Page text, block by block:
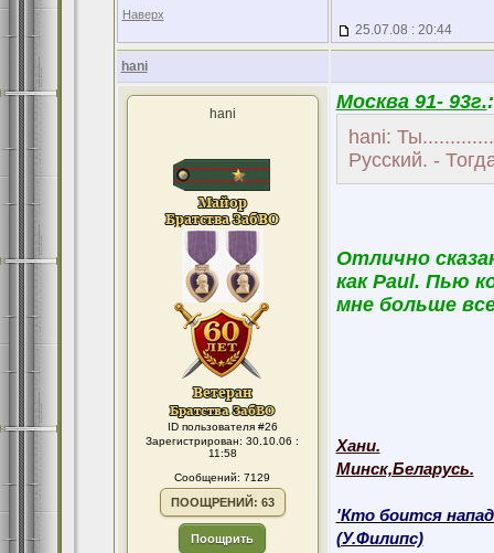
Наверх
25.07.08 : 20:44
hani
hani
ID пользователя #26
Зарегистрирован: 30.10.06 :
11:58
Сообщений: 7129
ПООЩРЕНИЙ: 63
Поощрить
Москва 91- 93г.:
hani:
Русский. -
Отлично
как Paul. Пью
мне больше
Хани.
Минск,Беларусь.
'Кто боится
(У.Филипс)